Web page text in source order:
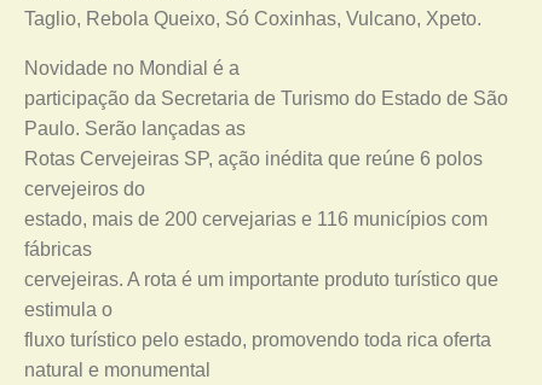
Taglio, Rebola Queixo, Só Coxinhas, Vulcano, Xpeto.
Novidade no Mondial é a
participação da Secretaria de Turismo do Estado de São
Paulo. Serão lançadas as
Rotas Cervejeiras SP, ação inédita que reúne 6 polos
cervejeiros do
estado, mais de 200 cervejarias e 116 municípios com
fábricas
cervejeiras. A rota é um importante produto turístico que
estimula o
fluxo turístico pelo estado, promovendo toda rica oferta
natural e monumental